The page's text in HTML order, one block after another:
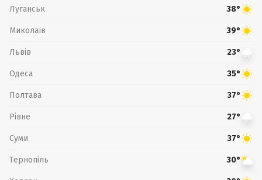
Луганськ 38°
Миколаїв 39°
Львів 23°
Одеса 35°
Полтава 37°
Рівне 27°
Суми 37°
Тернопіль 30°